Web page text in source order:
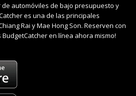
automóviles de bajo presupuesto y
es una de las principales
Rai y Mae Hong Son. Reserven con
en línea ahora mismo!